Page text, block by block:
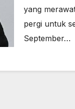
yang
pergi untuk
September…